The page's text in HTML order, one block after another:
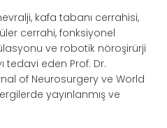
kafa tabanı cerrahisi,
cerrahi, fonksiyonel
ve robotik nöroşirürji
tedavi eden Prof. Dr.
of Neurosurgery ve World
yayınlanmış ve